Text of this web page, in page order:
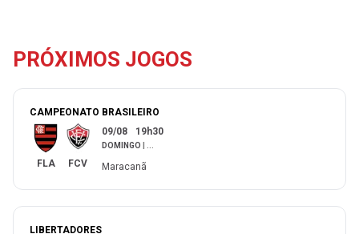
PRÓXIMOS JOGOS
CAMPEONATO BRASILEIRO
FLA FCV
09/08 19h30
DOMINGO
Maracanã
LIBERTADORES